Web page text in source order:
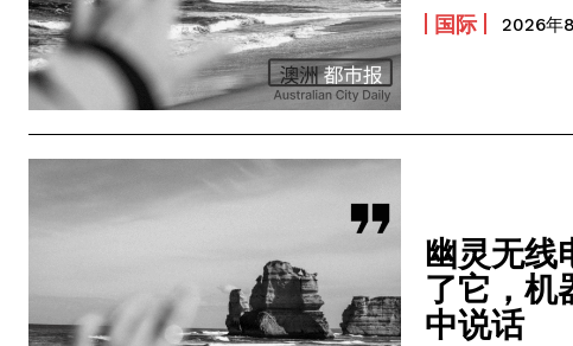
国际 2026年
幽灵无线
了它，机
中说话